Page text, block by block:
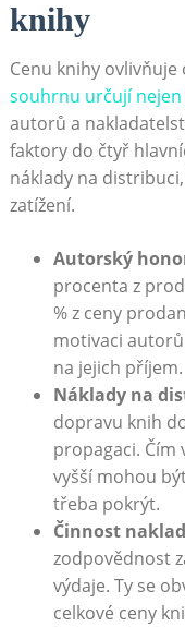
knihy
Cenu knihy
souhrnu určují
autorů a
faktory do čtyř
náklady na
zatížení.
Autorský
procenta z
% z ceny
motivaci
na jejich příjem.
Náklady na
dopravu knih
propagaci. Čím
vyšší mohou
třeba pokrýt.
Činnost
zodpovědnost
výdaje. Ty se
celkové ceny